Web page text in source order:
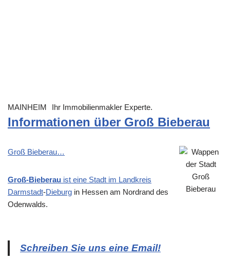
MAINHEIM Ihr Immobilienmakler Experte.
Informationen über Groß Bieberau
Groß Bieberau…
Groß-Bieberau ist eine Stadt im Landkreis
Darmstadt-Dieburg in Hessen am Nordrand des
Odenwalds.
Schreiben Sie uns eine Email!